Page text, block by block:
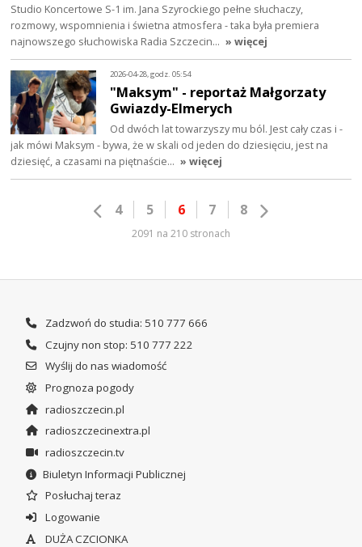
Studio Koncertowe S-1 im. Jana Szyrockiego pełne słuchaczy,
rozmowy, wspomnienia i świetna atmosfera - taka była premiera
najnowszego słuchowiska Radia Szczecin… » więcej
2026-04-28, godz. 05:54
"Maksym" - reportaż Małgorzaty
Gwiazdy-Elmerych
Od dwóch lat towarzyszy mu ból. Jest cały czas i -
jak mówi Maksym - bywa, że w skali od jeden do dziesięciu, jest na
dziesięć, a czasami na piętnaście… » więcej
4 5 6 7 8
2091 na 210 stronach
Zadzwoń do studia: 510 777 666
Czujny non stop: 510 777 222
Wyślij do nas wiadomość
Prognoza pogody
radioszczecin.pl
radioszczecinextra.pl
radioszczecin.tv
Biuletyn Informacji Publicznej
Posłuchaj teraz
Logowanie
DUŻA CZCIONKA